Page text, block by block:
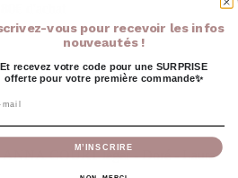
d'achat
vous pour recevoir les infos
nouveautés !
Et recevez votre code pour une SURPRISE
offerte pour votre première commande✨
M’INSCRIRE